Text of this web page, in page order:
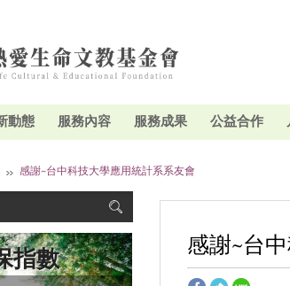
動態 服務內容 服務成果 公益合作
感謝~台中科技大學應用統計系系友會
感謝~台
指數